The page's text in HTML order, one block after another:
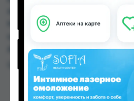
№1, Аслфарм №2, Аслфарм
других городах
Цена: от110.00 TJS